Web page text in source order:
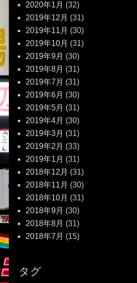
2020年1月 (32)
2019年12月 (31)
2019年11月 (30)
2019年10月 (31)
2019年9月 (30)
2019年8月 (31)
2019年7月 (31)
2019年6月 (30)
2019年5月 (31)
2019年4月 (30)
2019年3月 (31)
2019年2月 (33)
2019年1月 (31)
2018年12月 (31)
2018年11月 (30)
2018年10月 (31)
2018年9月 (30)
2018年8月 (31)
2018年7月 (15)
タグ